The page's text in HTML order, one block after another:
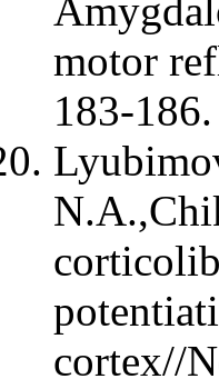
motor
183-186.
cortex//